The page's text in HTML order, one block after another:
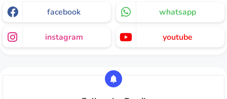
facebook whatsapp
instagram youtube